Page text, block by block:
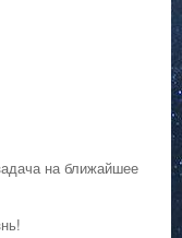
на ближайшее